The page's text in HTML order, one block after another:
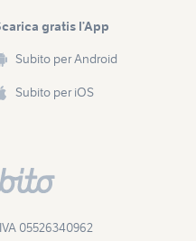
gratis l’App
Subito per Android
Subito per iOS
05526340962